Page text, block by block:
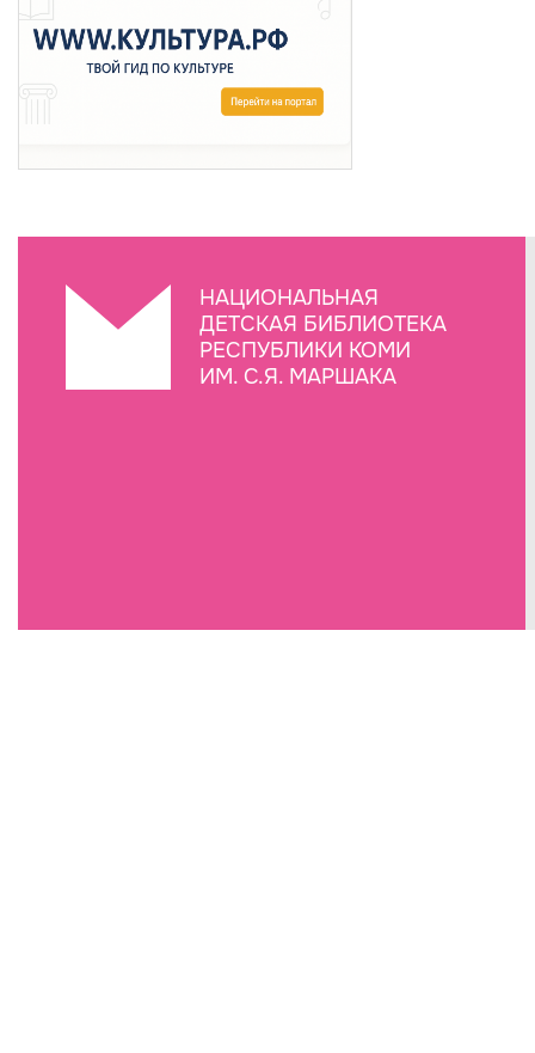
НАЦИОНАЛЬНАЯ
ДЕТСКАЯ БИБЛИОТЕКА
РЕСПУБЛИКИ КОМИ
ИМ. С.Я. МАРШАКА